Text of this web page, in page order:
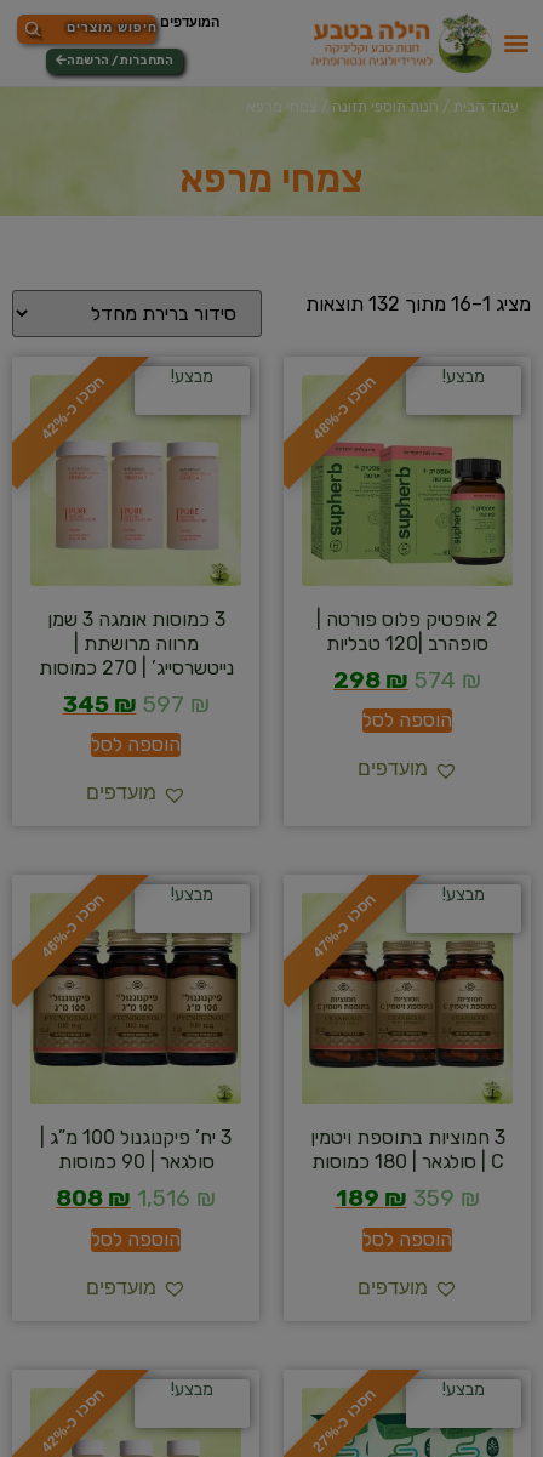
התחברות / הרשמה
עמוד הבית / חנות תוספי תזונה / צמחי מרפא
צמחי מרפא
מציג 1–16 מתוך 132 תוצאות
ח
ס
כ
ו
כ
-
4
8
% מבצע!
2 אופטיק פלוס פורטה |
סופהרב |120 טבליות
574 ₪
298 ₪
הוספה לסל
מועדפים
ח
ס
כ
ו
כ
-
4
2
% מבצע!
3 כמוסות אומגה 3 שמן
מרווה מרושתת |
נייטשרסייג’ | 270 כמוסות
597 ₪
345 ₪
הוספה לסל
מועדפים
ח
ס
כ
ו
כ
-
4
7
% מבצע!
3 חמוציות בתוספת ויטמין
C | סולגאר | 180 כמוסות
359 ₪
189 ₪
הוספה לסל
מועדפים
ח
ס
כ
ו
כ
-
4
6
% מבצע!
3 יח’ פיקנוגנול 100 מ”ג |
סולגאר | 90 כמוסות
1,516 ₪
808 ₪
הוספה לסל
מועדפים
ח
ס
כ
ו
כ
-
2
7
% מבצע! ח
ס
כ
ו
כ
-
4
2
% מבצע!